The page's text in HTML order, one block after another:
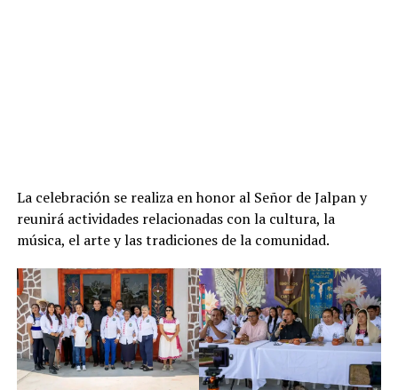
La celebración se realiza en honor al Señor de Jalpan y
reunirá actividades relacionadas con la cultura, la
música, el arte y las tradiciones de la comunidad.